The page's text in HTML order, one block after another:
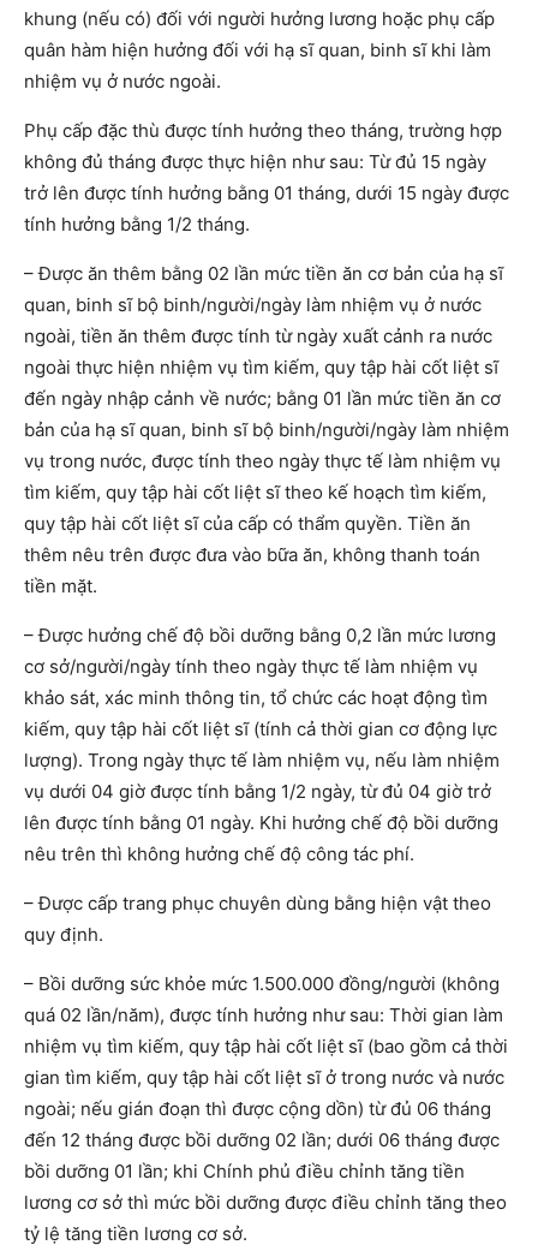
khung (nếu có) đối với người hưởng lương hoặc phụ cấp
quân hàm hiện hưởng đối với hạ sĩ quan, binh sĩ khi làm
nhiệm vụ ở nước ngoài.
Phụ cấp đặc thù được tính hưởng theo tháng, trường hợp
không đủ tháng được thực hiện như sau: Từ đủ 15 ngày
trở lên được tính hưởng bằng 01 tháng, dưới 15 ngày được
tính hưởng bằng 1/2 tháng.
– Được ăn thêm bằng 02 lần mức tiền ăn cơ bản của hạ sĩ
quan, binh sĩ bộ binh/người/ngày làm nhiệm vụ ở nước
ngoài, tiền ăn thêm được tính từ ngày xuất cảnh ra nước
ngoài thực hiện nhiệm vụ tìm kiếm, quy tập hài cốt liệt sĩ
đến ngày nhập cảnh về nước; bằng 01 lần mức tiền ăn cơ
bản của hạ sĩ quan, binh sĩ bộ binh/người/ngày làm nhiệm
vụ trong nước, được tính theo ngày thực tế làm nhiệm vụ
tìm kiếm, quy tập hài cốt liệt sĩ theo kế hoạch tìm kiếm,
quy tập hài cốt liệt sĩ của cấp có thẩm quyền. Tiền ăn
thêm nêu trên được đưa vào bữa ăn, không thanh toán
tiền mặt.
– Được hưởng chế độ bồi dưỡng bằng 0,2 lần mức lương
cơ sở/người/ngày tính theo ngày thực tế làm nhiệm vụ
khảo sát, xác minh thông tin, tổ chức các hoạt động tìm
kiếm, quy tập hài cốt liệt sĩ (tính cả thời gian cơ động lực
lượng). Trong ngày thực tế làm nhiệm vụ, nếu làm nhiệm
vụ dưới 04 giờ được tính bằng 1/2 ngày, từ đủ 04 giờ trở
lên được tính bằng 01 ngày. Khi hưởng chế độ bồi dưỡng
nêu trên thì không hưởng chế độ công tác phí.
– Được cấp trang phục chuyên dùng bằng hiện vật theo
quy định.
– Bồi dưỡng sức khỏe mức 1.500.000 đồng/người (không
quá 02 lần/năm), được tính hưởng như sau: Thời gian làm
nhiệm vụ tìm kiếm, quy tập hài cốt liệt sĩ (bao gồm cả thời
gian tìm kiếm, quy tập hài cốt liệt sĩ ở trong nước và nước
ngoài; nếu gián đoạn thì được cộng dồn) từ đủ 06 tháng
đến 12 tháng được bồi dưỡng 02 lần; dưới 06 tháng được
bồi dưỡng 01 lần; khi Chính phủ điều chỉnh tăng tiền
lương cơ sở thì mức bồi dưỡng được điều chỉnh tăng theo
tỷ lệ tăng tiền lương cơ sở.